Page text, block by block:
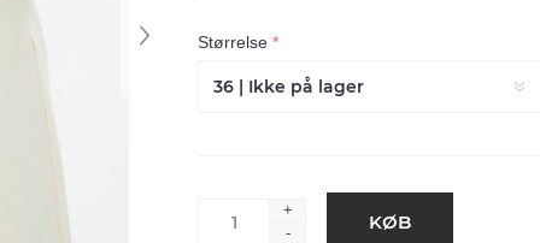
Størrelse *
+
-